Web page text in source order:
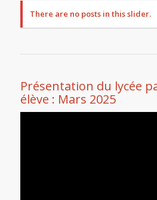
There are no posts in this slider.
Présentation du lycée
élève : Mars 2025